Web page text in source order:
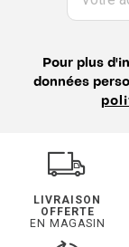
Surchemise
Pour plus
données
LIVRAISON
OFFERTE
EN MAGASIN